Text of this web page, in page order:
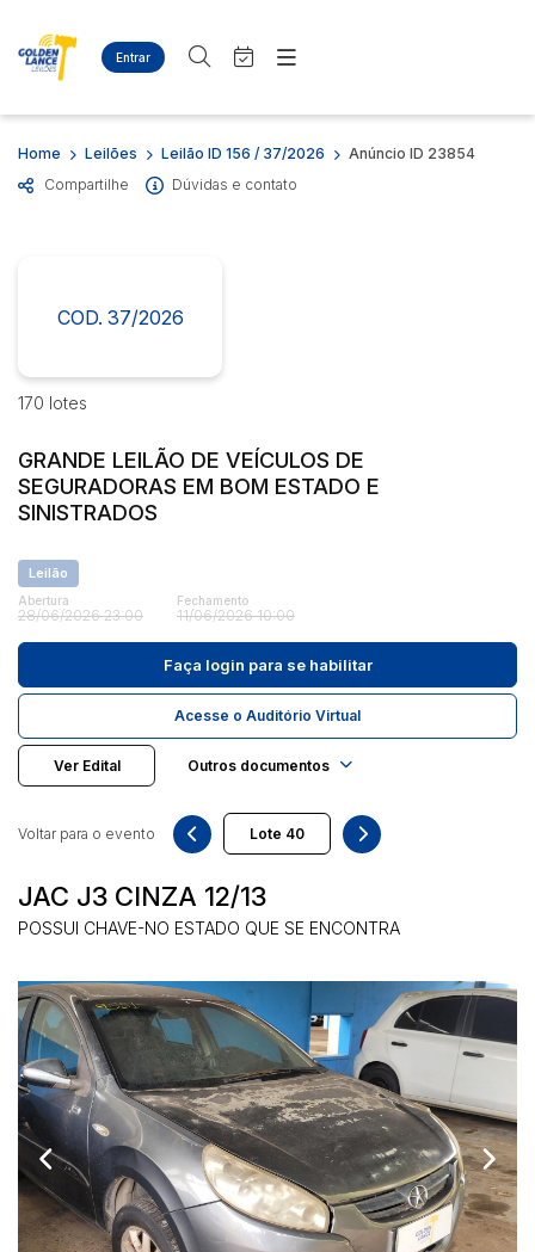
Entrar
Criar conta Entrar
Site
Agenda
Quem Somos
Diversos
Eletros/eletrônicos
Eletrodomésticos
Busca por palavra-chave
Bairro
Judiciais Extrajudiciais
Faixa de valor
Quem Somos
Home Leilões Leilão ID 156 / 37/2026
Anúncio ID 23854
Compartilhe
Dúvidas e contato
COD. 37/2026
170 lotes
GRANDE LEILÃO DE VEÍCULOS DE
SEGURADORAS EM BOM ESTADO E
SINISTRADOS
Leilão
Abertura
28/06/2026 23:00
Fechamento
11/06/2026 10:00
Faça login para se habilitar
Acesse o Auditório Virtual
Ver Edital Outros documentos
JAC J3 CINZA 12/13
POSSUI CHAVE-NO ESTADO QUE SE ENCONTRA
Voltar para o evento